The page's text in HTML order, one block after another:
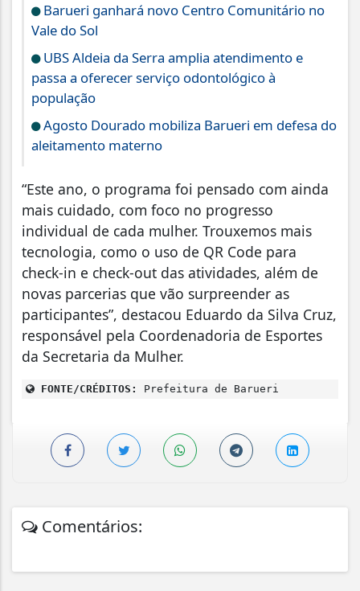
Barueri ganhará novo Centro Comunitário no
Vale do Sol
UBS Aldeia da Serra amplia atendimento e
passa a oferecer serviço odontológico à
população
Agosto Dourado mobiliza Barueri em defesa do
aleitamento materno
“Este ano, o programa foi pensado com ainda
mais cuidado, com foco no progresso
individual de cada mulher. Trouxemos mais
tecnologia, como o uso de QR Code para
check-in e check-out das atividades, além de
novas parcerias que vão surpreender as
participantes”, destacou Eduardo da Silva Cruz,
responsável pela Coordenadoria de Esportes
da Secretaria da Mulher.
FONTE/CRÉDITOS: Prefeitura de Barueri
Comentários: